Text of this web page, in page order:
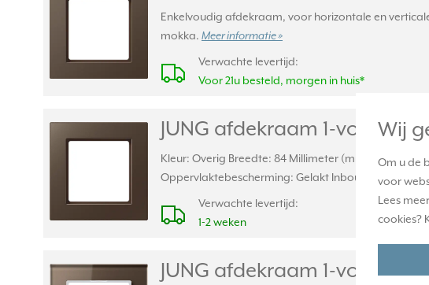
Wij
Om u de
voor
Lees
cookies?
Enkelvoudig afdekraam, voor horizontale en
mokka. Meer informatie »
Verwachte levertijd:
Voor 21u besteld, morgen in huis*
JUNG afdekraam 1-voudig A
Kleur: Overig Breedte: 84 Millimeter (mm)
Oppervlaktebescherming: Gelakt Inbouwhoogte:
Verwachte levertijd:
1-2 weken
JUNG afdekraam 1-voudig